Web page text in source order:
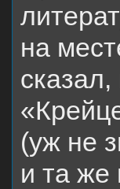
на
(уж не
и та же